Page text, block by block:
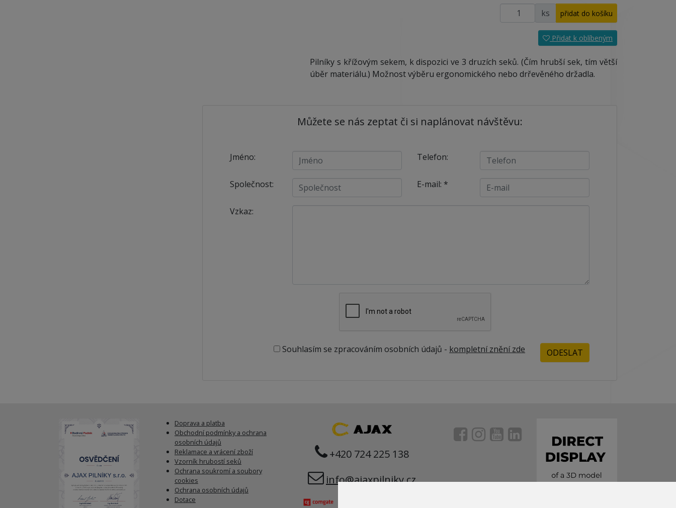
ks
Přidat k oblíbeným
Pilníky s křížovým sekem, k dispozici ve 3 druzích seků. (Čím hrubší sek, tím větší
úběr materiálu.) Možnost výběru ergonomického nebo drřevěného držadla.
Můžete se nás zeptat či si naplánovat návštěvu:
Jméno: Telefon:
Společnost: E-mail: *
Vzkaz:
Souhlasím se zpracováním osobních údajů - kompletní znění zde
Doprava a platba
Obchodní podmínky a ochrana
osobních údajů
Reklamace a vrácení zboží
Vzorník hrubostí seků
Ochrana soukromí a soubory
cookies
Ochrana osobních údajů
Dotace
+420 724 225 138
info@ajaxpilniky.cz